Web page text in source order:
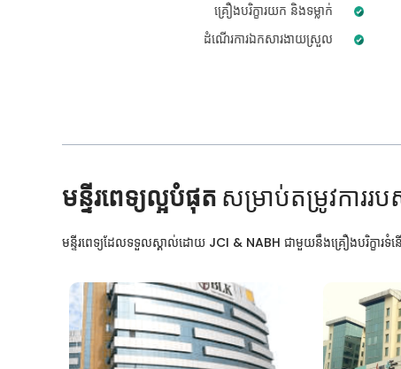
គ្រឿងបរិក្ខារយក និងទម្លាក់
ដំណើរការឯកសារងាយស្រួល
មន្ទីរពេទ្យល្អបំផុត សម្រាប់តម្រូវការរ
មន្ទីរពេទ្យដែលទទួលស្គាល់ដោយ JCI & NABH ជាមួយនឹងគ្រឿងបរិក្ខារទំ